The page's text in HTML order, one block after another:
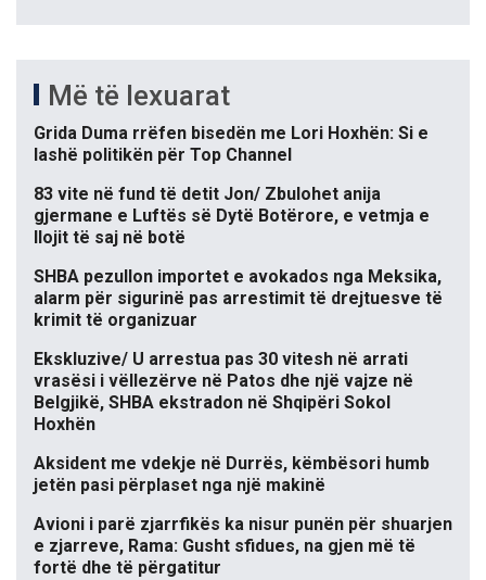
Më të lexuarat
Grida Duma rrëfen bisedën me Lori Hoxhën: Si e
lashë politikën për Top Channel
83 vite në fund të detit Jon/ Zbulohet anija
gjermane e Luftës së Dytë Botërore, e vetmja e
llojit të saj në botë
SHBA pezullon importet e avokados nga Meksika,
alarm për sigurinë pas arrestimit të drejtuesve të
krimit të organizuar
Ekskluzive/ U arrestua pas 30 vitesh në arrati
vrasësi i vëllezërve në Patos dhe një vajze në
Belgjikë, SHBA ekstradon në Shqipëri Sokol
Hoxhën
Aksident me vdekje në Durrës, këmbësori humb
jetën pasi përplaset nga një makinë
Avioni i parë zjarrfikës ka nisur punën për shuarjen
e zjarreve, Rama: Gusht sfidues, na gjen më të
fortë dhe të përgatitur